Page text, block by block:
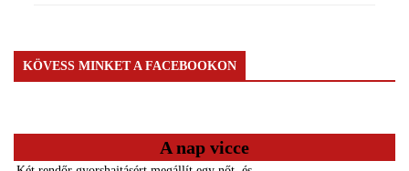
KÖVESS MINKET A FACEBOOKON
A nap vicce